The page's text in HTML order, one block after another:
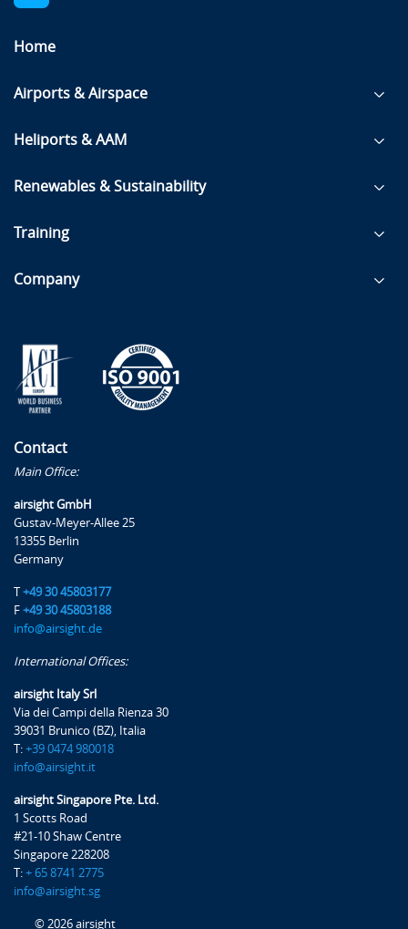
Home
Airports & Airspace
Heliports & AAM
Renewables & Sustainability
Training
Company
Contact
Main Office:
airsight GmbH
Gustav-Meyer-Allee 25
13355 Berlin
Germany
T +49 30 45803177
F +49 30 45803188
info@airsight.de
International Offices:
airsight Italy Srl
Via dei Campi della Rienza 30
39031 Brunico (BZ), Italia
T: +39 0474 980018
info@airsight.it
airsight Singapore Pte. Ltd.
1 Scotts Road
#21-10 Shaw Centre
Singapore 228208
T: + 65 8741 2775
info@airsight.sg
© 2026 airsight